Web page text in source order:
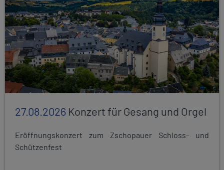
27.08.2026 Konzert für Gesang und Orgel
Eröffnungskonzert zum Zschopauer Schloss- und
Schützenfest